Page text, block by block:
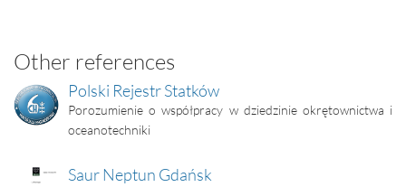
Other references
Polski Rejestr Statków
Porozumienie o współpracy w dziedzinie okrętownictwa i
oceanotechniki
Saur Neptun Gdańsk